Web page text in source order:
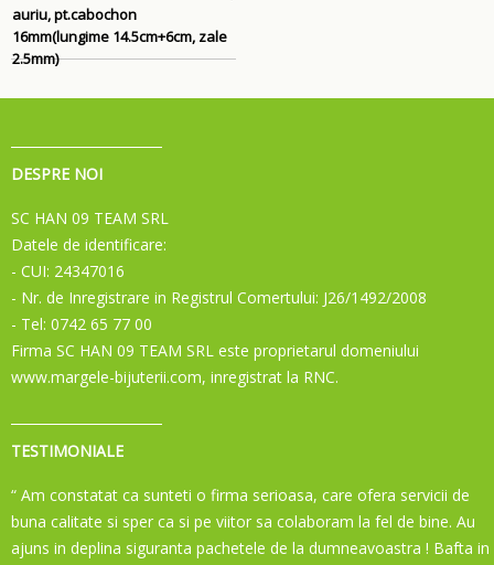
auriu, pt.cabochon
16mm(lungime 14.5cm+6cm, zale
2.5mm)
DESPRE NOI
SC HAN 09 TEAM SRL
Datele de identificare:
- CUI: 24347016
- Nr. de Inregistrare in Registrul Comertului: J26/1492/2008
- Tel: 0742 65 77 00
Firma SC HAN 09 TEAM SRL este proprietarul domeniului
www.margele-bijuterii.com, inregistrat la RNC.
TESTIMONIALE
“ Am constatat ca sunteti o firma serioasa, care ofera servicii de
buna calitate si sper ca si pe viitor sa colaboram la fel de bine. Au
ajuns in deplina siguranta pachetele de la dumneavoastra ! Bafta in